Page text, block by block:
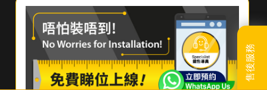
售後服務
關於惠而浦
（香港）
尋找經銷商
聯絡我們
下載中心
預約維修
登記保養
產品續保
常見問題及使用貼士